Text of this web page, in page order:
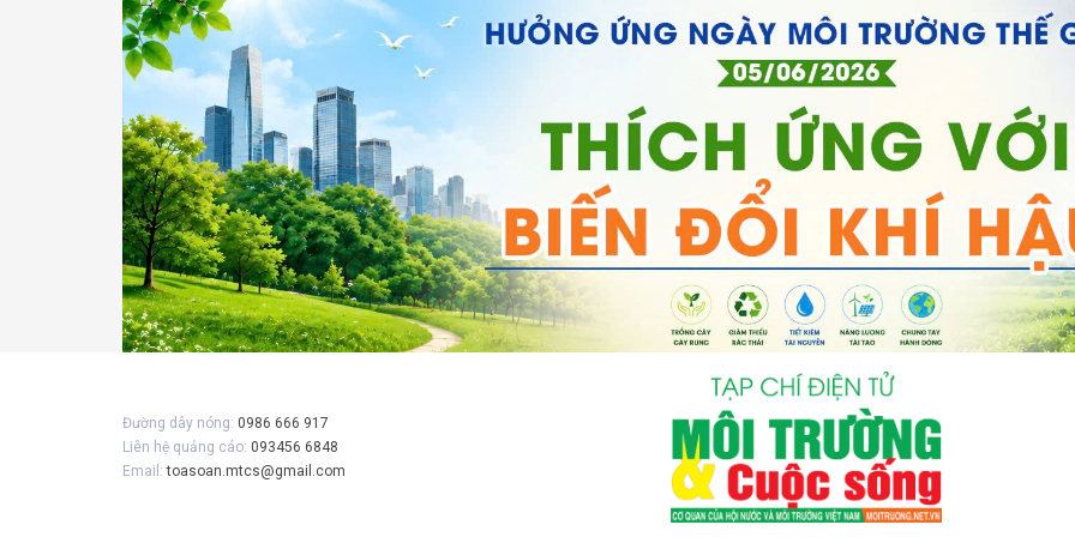
Đường dây nóng: 0986 666 917
Liên hệ quảng cáo: 093456 6848
Email:toasoan.mtcs@gmail.com
Gửi bình luận